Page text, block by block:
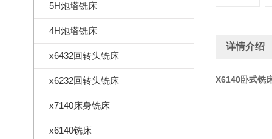
5H炮塔铣床
4H炮塔铣床
x6432回转头铣床
x6232回转头铣床
x7140床身铣床
x6140铣床
详情介绍
X6140卧式铣